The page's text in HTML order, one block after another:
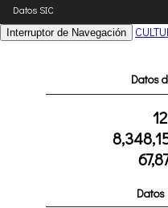
Datos SIC
Interruptor de Navegación
Datos